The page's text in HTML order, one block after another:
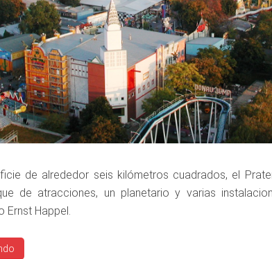
de alrededor seis kilómetros cuadrados, el
de atracciones, un planetario y varias
Ernst Happel.